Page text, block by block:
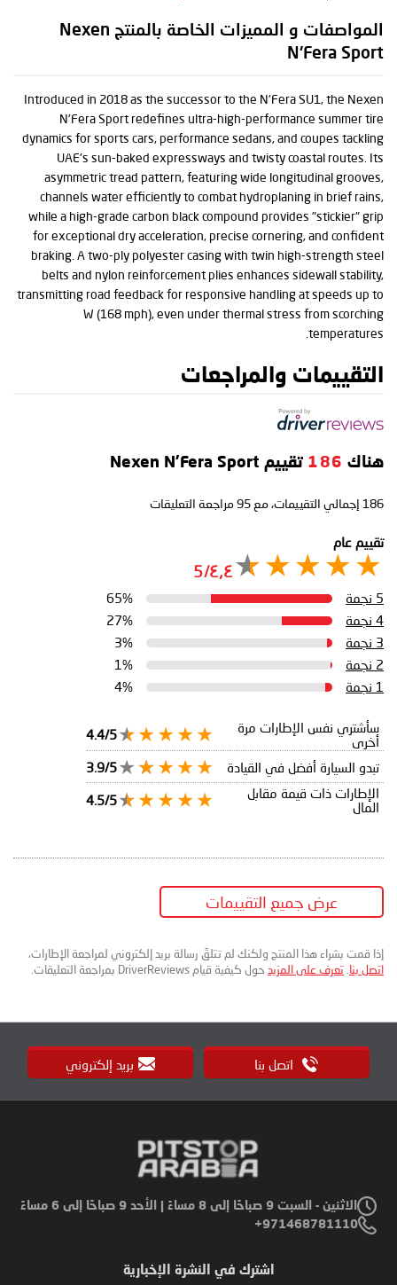
المواصفات و المميزات الخاصة بالمنتج Nexen
N'Fera Sport
Introduced in 2018 as the successor to the N'Fera SU1, the Nexen
N'Fera Sport redefines ultra-high-performance summer tire
dynamics for sports cars, performance sedans, and coupes tackling
UAE's sun-baked expressways and twisty coastal routes. Its
asymmetric tread pattern, featuring wide longitudinal grooves,
channels water efficiently to combat hydroplaning in brief rains,
while a high-grade carbon black compound provides "stickier" grip
for exceptional dry acceleration, precise cornering, and confident
braking. A two-ply polyester casing with twin high-strength steel
belts and nylon reinforcement plies enhances sidewall stability,
transmitting road feedback for responsive handling at speeds up to
W (168 mph), even under thermal stress from scorching
temperatures.
التقييمات والمراجعات
هناك 186 تقييم Nexen N'Fera Sport
186 إجمالي التقييمات، مع 95 مراجعة التعليقات
تقييم عام
٤٫٤/5
5 نجمة
65%
4 نجمة
27%
3 نجمة
3%
2 نجمة
1%
1 نجمة
4%
سأشتري نفس الإطارات مرة
أخرى
4.4/5
تبدو السيارة أفضل في القيادة
3.9/5
الإطارات ذات قيمة مقابل
المال
4.5/5
عرض جميع التقييمات
إذا قمت بشراء هذا المنتج ولكنك لم تتلقَ رسالة بريد إلكتروني لمراجعة الإطارات،
اتصل بنا تعرف على المزيد حول كيفية قيام DriverReviews بمراجعة التعليقات.
اتصل بنا بريد إلكتروني
الاثنين - السبت 9 صباحًا إلى 8 مساءً | الأحد 9 صباحًا إلى 6 مساءً
971468781110+
اشترك في النشرة الإخبارية